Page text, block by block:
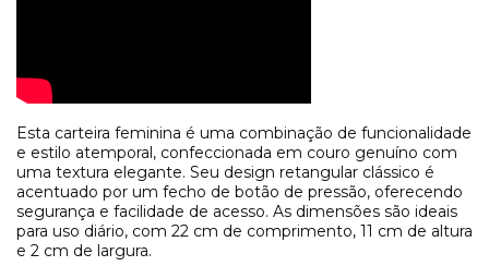
Esta carteira feminina é uma combinação de funcionalidade
e estilo atemporal, confeccionada em couro genuíno com
uma textura elegante. Seu design retangular clássico é
acentuado por um fecho de botão de pressão, oferecendo
segurança e facilidade de acesso. As dimensões são ideais
para uso diário, com 22 cm de comprimento, 11 cm de altura
e 2 cm de largura.